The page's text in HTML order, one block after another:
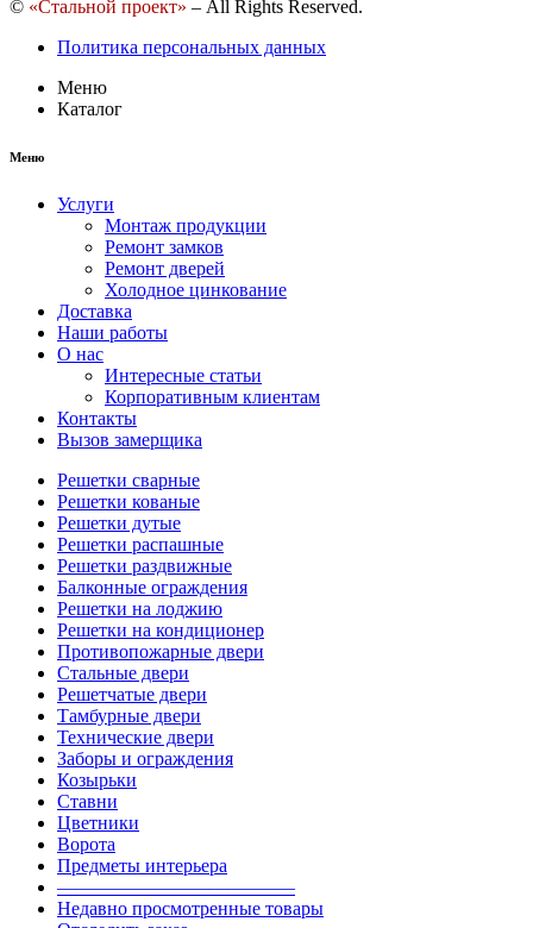
© «Стальной проект» – All Rights Reserved.
Политика персональных данных
Меню
Каталог
Меню
Услуги
Монтаж продукции
Ремонт замков
Ремонт дверей
Холодное цинкование
Доставка
Наши работы
О нас
Интересные статьи
Корпоративным клиентам
Контакты
Вызов замерщика
Решетки сварные
Решетки кованые
Решетки дутые
Решетки распашные
Решетки раздвижные
Балконные ограждения
Решетки на лоджию
Решетки на кондиционер
Противопожарные двери
Стальные двери
Решетчатые двери
Тамбурные двери
Технические двери
Заборы и ограждения
Козырьки
Ставни
Цветники
Ворота
Предметы интерьера
————————————–
Недавно просмотренные товары